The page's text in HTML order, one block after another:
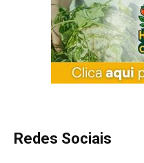
Redes Sociais